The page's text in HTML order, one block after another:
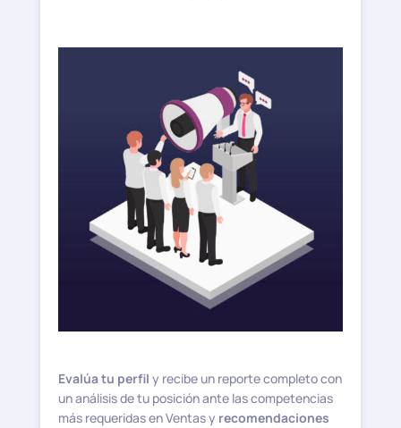
Evalúa tu perfil y recibe un reporte completo con
un análisis de tu posición ante las competencias
más requeridas en Ventas y recomendaciones